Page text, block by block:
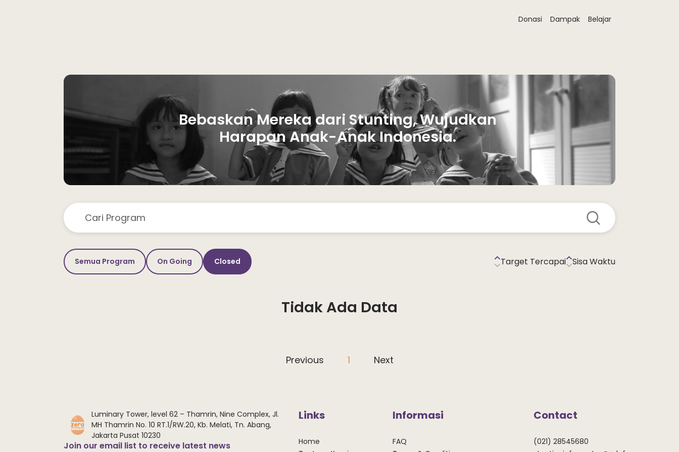
Donasi Dampak Belajar
Bebaskan Mereka dari Stunting, Wujudkan
Harapan Anak-Anak Indonesia.
Semua Program On Going Closed Target Tercapai Sisa Waktu
Tidak Ada Data
Previous 1 Next
Luminary Tower, level 62 – Thamrin, Nine Complex, Jl.
MH Thamrin No. 10 RT.1/RW.20, Kb. Melati, Tn. Abang,
Jakarta Pusat 10230
Join our email list to receive latest news
Links
Home
Informasi
FAQ
Contact
(021) 28545680